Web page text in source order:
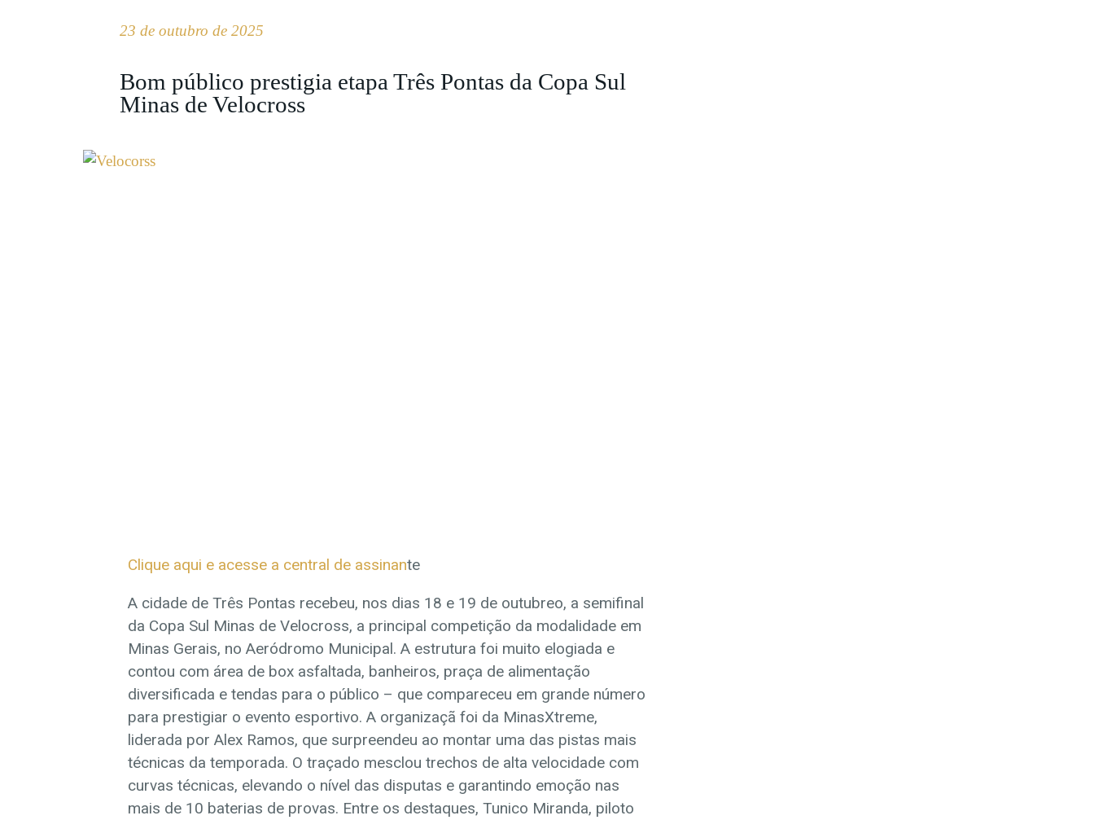
23 de outubro de 2025
Bom público prestigia etapa Três Pontas da Copa Sul
Minas de Velocross
Clique aqui e acesse a central de assinante
A cidade de Três Pontas recebeu, nos dias 18 e 19 de outubreo, a semifinal
da Copa Sul Minas de Velocross, a principal competição da modalidade em
Minas Gerais, no Aeródromo Municipal. A estrutura foi muito elogiada e
contou com área de box asfaltada, banheiros, praça de alimentação
diversificada e tendas para o público – que compareceu em grande número
para prestigiar o evento esportivo. A organizaçã foi da MinasXtreme,
liderada por Alex Ramos, que surpreendeu ao montar uma das pistas mais
técnicas da temporada. O traçado mesclou trechos de alta velocidade com
curvas técnicas, elevando o nível das disputas e garantindo emoção nas
mais de 10 baterias de provas. Entre os destaques, Tunico Miranda, piloto